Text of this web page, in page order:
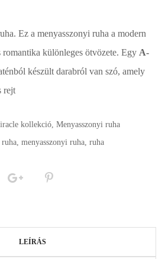
Ez a menyasszonyi ruha a modern
romantika különleges ötvözete. Egy A-
készült darabról van szó, amely
rejt
kollekció, Menyasszonyi ruha
, menyasszonyi ruha, ruha
LEÍRÁS